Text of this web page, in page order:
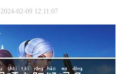
2024-02-09 12:11:07